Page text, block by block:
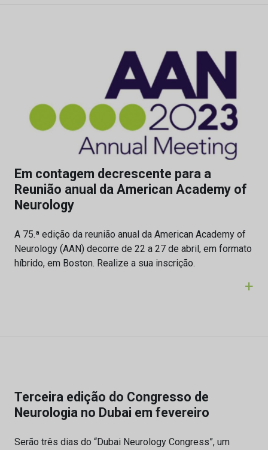
Em contagem decrescente para a
Reunião anual da American Academy of
Neurology
A 75.ª edição da reunião anual da American Academy of
Neurology (AAN) decorre de 22 a 27 de abril, em formato
híbrido, em Boston. Realize a sua inscrição.
+
Terceira edição do Congresso de
Neurologia no Dubai em fevereiro
Serão três dias do “Dubai Neurology Congress”, um